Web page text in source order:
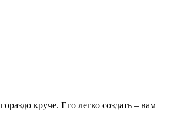
гораздо круче. Его легко создать – вам